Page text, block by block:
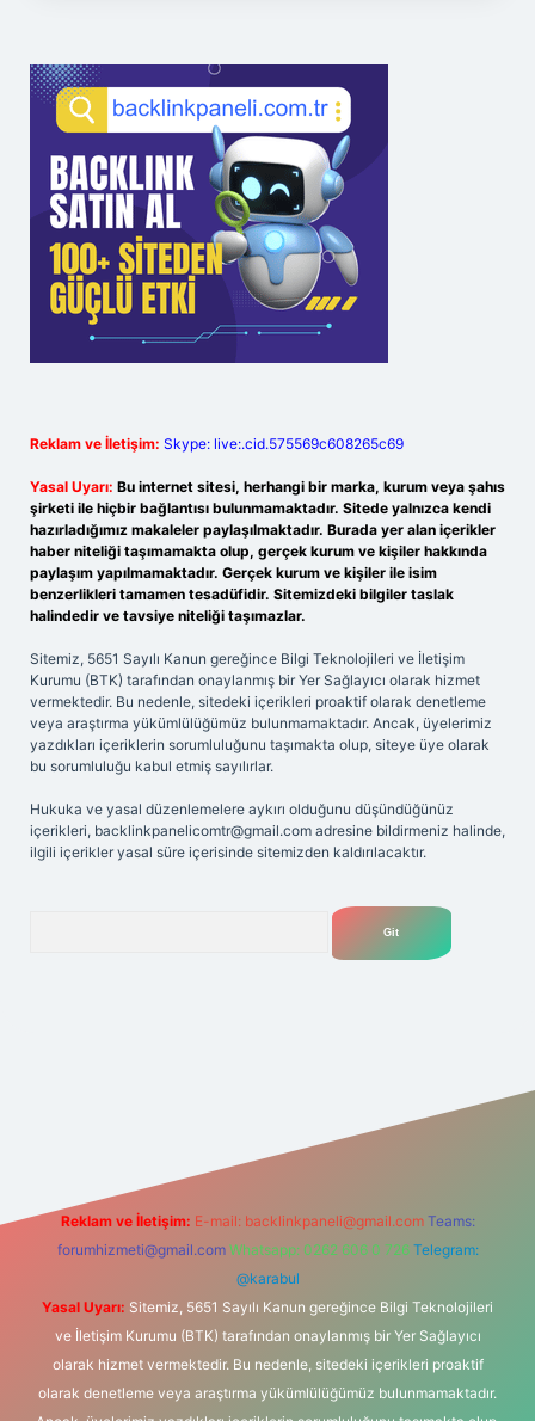
Reklam ve İletişim: Skype: live:.cid.575569c608265c69
Yasal Uyarı: Bu internet sitesi, herhangi bir marka, kurum veya şahıs
şirketi ile hiçbir bağlantısı bulunmamaktadır. Sitede yalnızca kendi
hazırladığımız makaleler paylaşılmaktadır. Burada yer alan içerikler
haber niteliği taşımamakta olup, gerçek kurum ve kişiler hakkında
paylaşım yapılmamaktadır. Gerçek kurum ve kişiler ile isim
benzerlikleri tamamen tesadüfidir. Sitemizdeki bilgiler taslak
halindedir ve tavsiye niteliği taşımazlar.
Sitemiz, 5651 Sayılı Kanun gereğince Bilgi Teknolojileri ve İletişim
Kurumu (BTK) tarafından onaylanmış bir Yer Sağlayıcı olarak hizmet
vermektedir. Bu nedenle, sitedeki içerikleri proaktif olarak denetleme
veya araştırma yükümlülüğümüz bulunmamaktadır. Ancak, üyelerimiz
yazdıkları içeriklerin sorumluluğunu taşımakta olup, siteye üye olarak
bu sorumluluğu kabul etmiş sayılırlar.
Hukuka ve yasal düzenlemelere aykırı olduğunu düşündüğünüz
içerikleri, backlinkpanelicomtr@gmail.com adresine bildirmeniz halinde,
ilgili içerikler yasal süre içerisinde sitemizden kaldırılacaktır.
Reklam ve İletişim: E-mail: backlinkpaneli@gmail.com Teams:
forumhizmeti@gmail.com Whatsapp: 0262 606 0 726 Telegram:
@karabul
Yasal Uyarı: Sitemiz, 5651 Sayılı Kanun gereğince Bilgi Teknolojileri
ve İletişim Kurumu (BTK) tarafından onaylanmış bir Yer Sağlayıcı
olarak hizmet vermektedir. Bu nedenle, sitedeki içerikleri proaktif
olarak denetleme veya araştırma yükümlülüğümüz bulunmamaktadır.